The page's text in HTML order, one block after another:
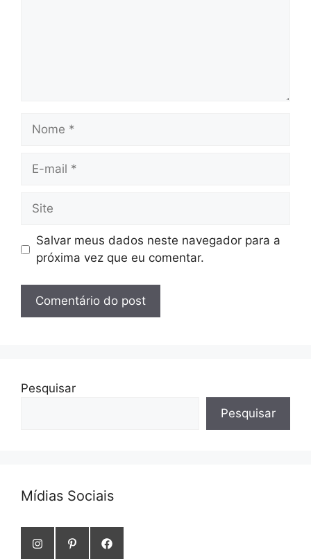
Nome
Site
Salvar meus dados neste navegador para a
próxima vez que eu comentar.
Pesquisar
Pesquisar
Mídias Sociais